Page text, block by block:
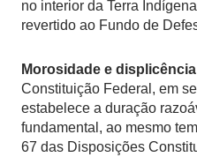
no interior da Terra
revertido ao Fundo de
Morosidade e
Constituição Federal, em
estabelece a duração
fundamental, ao mesmo
67 das Disposições